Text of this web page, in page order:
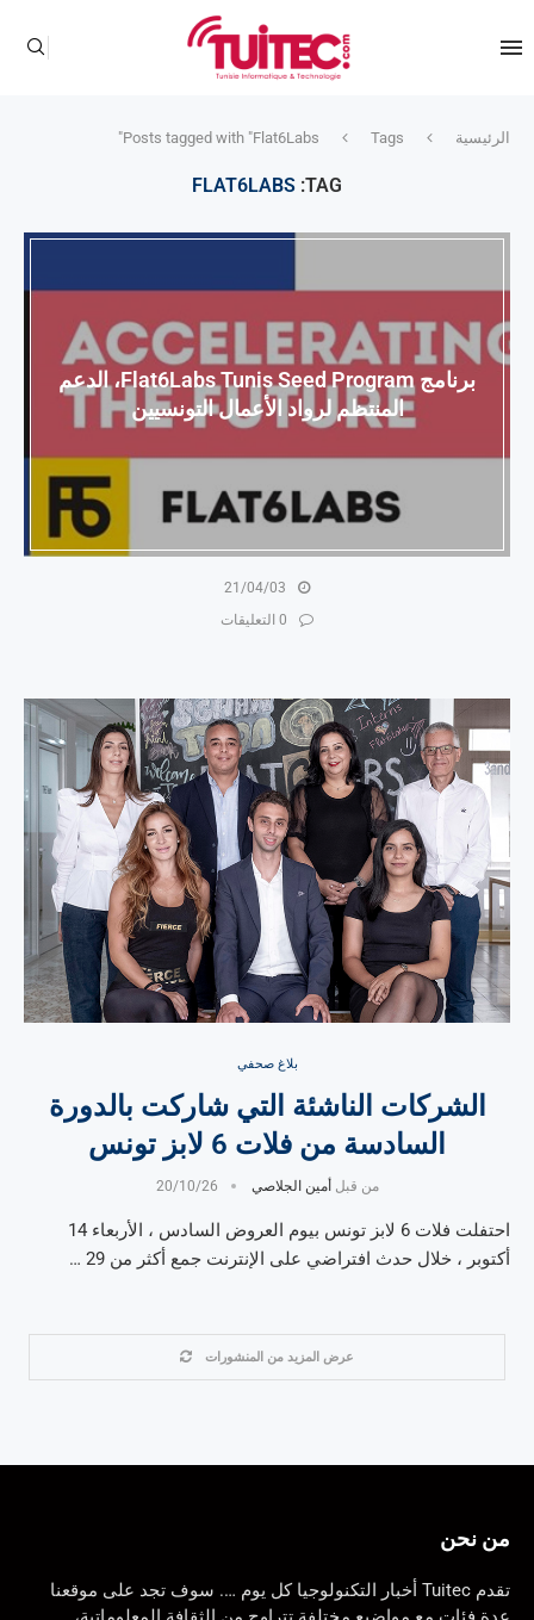
الرئيسية Tags
Posts tagged with "Flat6Labs"
TAG:
FLAT6LABS
برنامج Flat6Labs Tunis Seed Program، الدعم
المنتظم لرواد الأعمال التونسيين
21/04/03
0 التعليقات
بلاغ صحفي
الشركات الناشئة التي شاركت بالدورة
السادسة من فلات 6 لابز تونس
من قبل أمين الجلاصي 20/10/26
احتفلت فلات 6 لابز تونس بيوم العروض السادس ، الأربعاء 14
أكتوبر ، خلال حدث افتراضي على الإنترنت جمع أكثر من 29 …
عرض المزيد من المنشورات
من نحن
تقدم Tuitec أخبار التكنولوجيا كل يوم …. سوف تجد على موقعنا